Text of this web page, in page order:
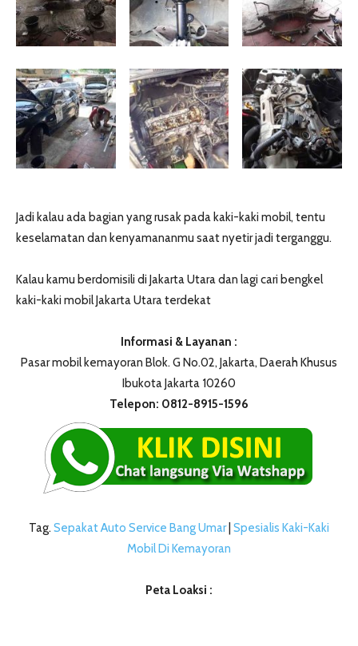
Jadi kalau ada bagian yang rusak pada kaki-kaki mobil, tentu
keselamatan dan kenyamananmu saat nyetir jadi terganggu.
Kalau kamu berdomisili di Jakarta Utara dan lagi cari bengkel
kaki-kaki mobil Jakarta Utara terdekat
Informasi & Layanan :
Pasar mobil kemayoran Blok. G No.02, Jakarta, Daerah Khusus
Ibukota Jakarta 10260
Telepon: 0812-8915-1596
Tag. Sepakat Auto Service Bang Umar| Spesialis Kaki-Kaki
Mobil Di Kemayoran
Peta Loaksi :